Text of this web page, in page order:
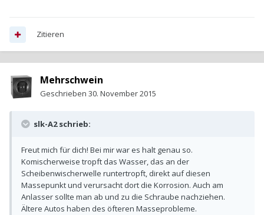
Zitieren
Mehrschwein
Geschrieben 30. November 2015
slk-A2 schrieb:
Freut mich für dich! Bei mir war es halt genau so.
Komischerweise tropft das Wasser, das an der
Scheibenwischerwelle runtertropft, direkt auf diesen
Massepunkt und verursacht dort die Korrosion. Auch am
Anlasser sollte man ab und zu die Schraube nachziehen.
Ältere Autos haben des öfteren Masseprobleme.